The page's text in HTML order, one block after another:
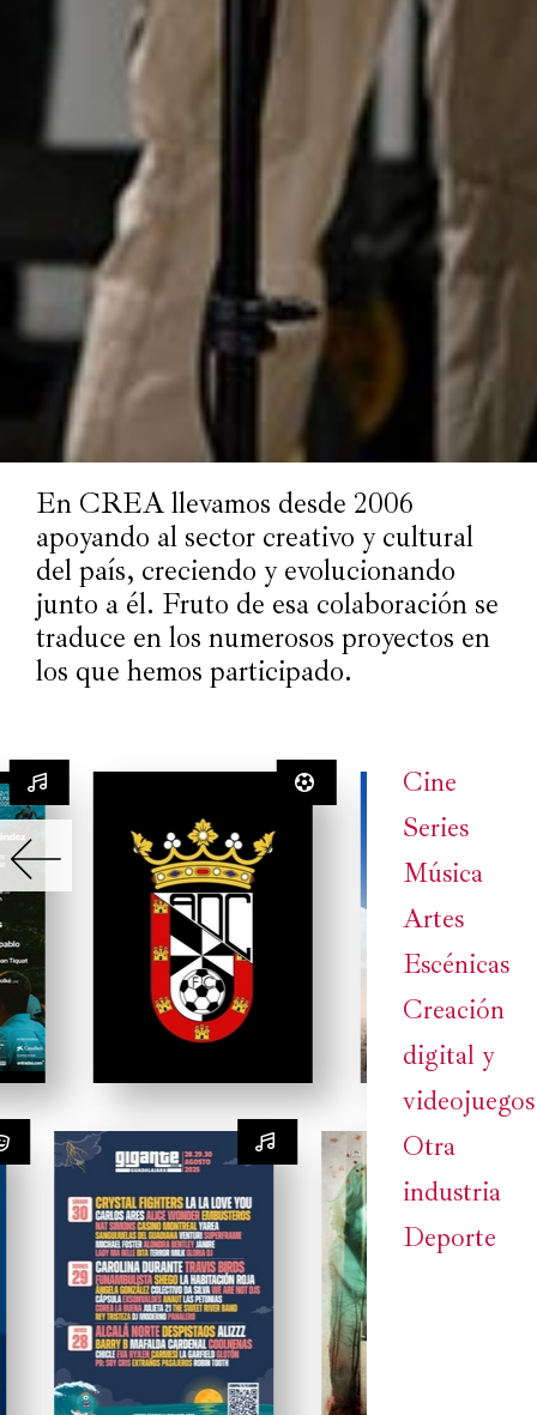
En CREA llevamos desde 2006
apoyando al sector creativo y cultural
del país, creciendo y evolucionando
junto a él. Fruto de esa colaboración se
traduce en los numerosos proyectos en
los que hemos participado.
Cine
Series
Música
Artes
Escénicas
Creación
digital y
videojuegos
Otra
industria
Deporte